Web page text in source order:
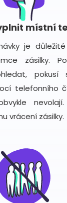
místní
je
zásilky.
pokusí
telefonního
vrácení zásilky.